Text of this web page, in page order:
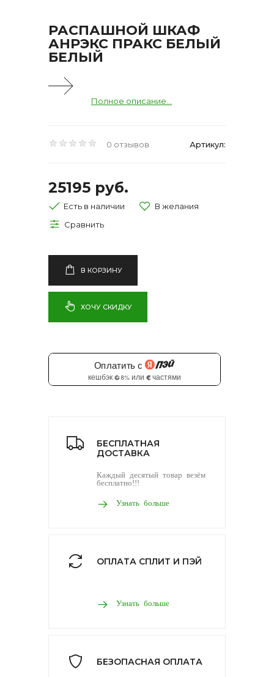
РАСПАШНОЙ ШКАФ
АНРЭКС ПРАКС БЕЛЫЙ
БЕЛЫЙ
Полное описание...
0 отзывов Артикул:
25195 руб.
Есть в наличии
В КОРЗИНУ
ХОЧУ СКИДКУ
БЕСПЛАТНАЯ
ДОСТАВКА
Каждый десятый товар везём
бесплатно!!!
Узнать больше
ОПЛАТА СПЛИТ И ПЭЙ
Узнать больше
БЕЗОПАСНАЯ ОПЛАТА